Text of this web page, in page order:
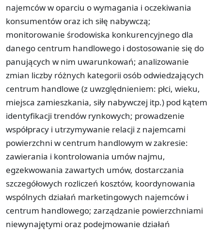
najemców w oparciu o wymagania i oczekiwania
konsumentów oraz ich siłę nabywczą;
monitorowanie środowiska konkurencyjnego dla
danego centrum handlowego i dostosowanie się do
panujących w nim uwarunkowań; analizowanie
zmian liczby różnych kategorii osób odwiedzających
centrum handlowe (z uwzględnieniem: płci, wieku,
miejsca zamieszkania, siły nabywczej itp.) pod kątem
identyfikacji trendów rynkowych; prowadzenie
współpracy i utrzymywanie relacji z najemcami
powierzchni w centrum handlowym w zakresie:
zawierania i kontrolowania umów najmu,
egzekwowania zawartych umów, dostarczania
szczegółowych rozliczeń kosztów, koordynowania
wspólnych działań marketingowych najemców i
centrum handlowego; zarządzanie powierzchniami
niewynajętymi oraz podejmowanie działań